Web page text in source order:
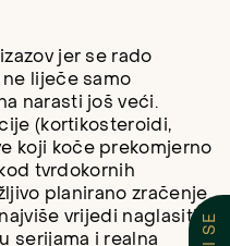
jer se rado
liječe samo
narasti još veći.
(kortikosteroidi,
koji koče prekomjerno
tvrdokornih
planirano zračenje.
vrijedi naglasiti:
serijama i realna